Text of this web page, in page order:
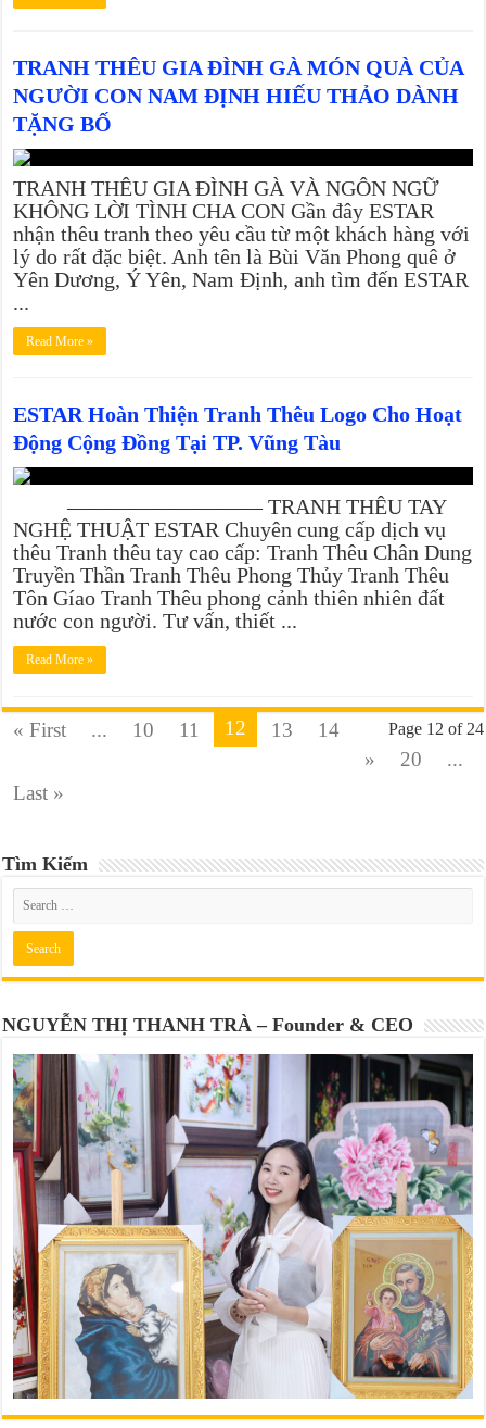
TRANH THÊU GIA ĐÌNH GÀ MÓN QUÀ CỦA
NGƯỜI CON NAM ĐỊNH HIẾU THẢO DÀNH
TẶNG BỐ
TRANH THÊU GIA ĐÌNH GÀ VÀ NGÔN NGỮ
KHÔNG LỜI TÌNH CHA CON Gần đây ESTAR
nhận thêu tranh theo yêu cầu từ một khách hàng với
lý do rất đặc biệt. Anh tên là Bùi Văn Phong quê ở
Yên Dương, Ý Yên, Nam Định, anh tìm đến ESTAR
...
Read More »
ESTAR Hoàn Thiện Tranh Thêu Logo Cho Hoạt
Động Cộng Đồng Tại TP. Vũng Tàu
————————— TRANH THÊU TAY
NGHỆ THUẬT ESTAR Chuyên cung cấp dịch vụ
thêu Tranh thêu tay cao cấp: Tranh Thêu Chân Dung
Truyền Thần Tranh Thêu Phong Thủy Tranh Thêu
Tôn Gíao Tranh Thêu phong cảnh thiên nhiên đất
nước con người. Tư vấn, thiết ...
Read More »
Page 12 of 24
« First ... 10 11 12 13
14
»
20
...
Last »
Tìm Kiếm
NGUYỄN THỊ THANH TRÀ – Founder & CEO